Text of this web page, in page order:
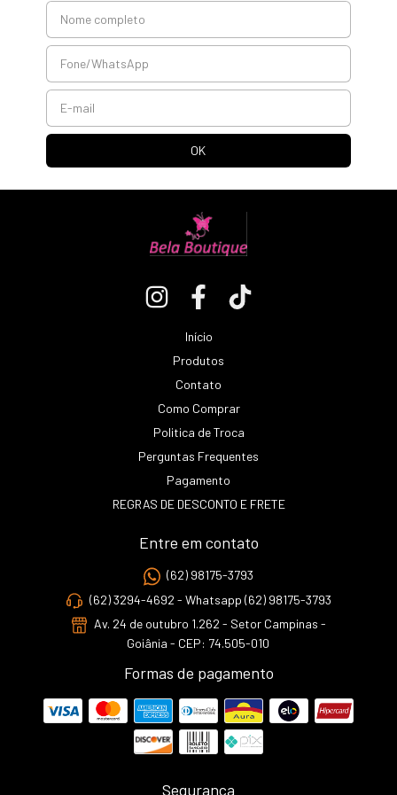
Início
Produtos
Contato
Como Comprar
Politica de Troca
Perguntas Frequentes
Pagamento
REGRAS DE DESCONTO E FRETE
Entre em contato
(62) 98175-3793
(62) 3294-4692 - Whatsapp (62) 98175-3793
Av. 24 de outubro 1.262 - Setor Campinas -
Goiânia - CEP: 74.505-010
Formas de pagamento
Segurança